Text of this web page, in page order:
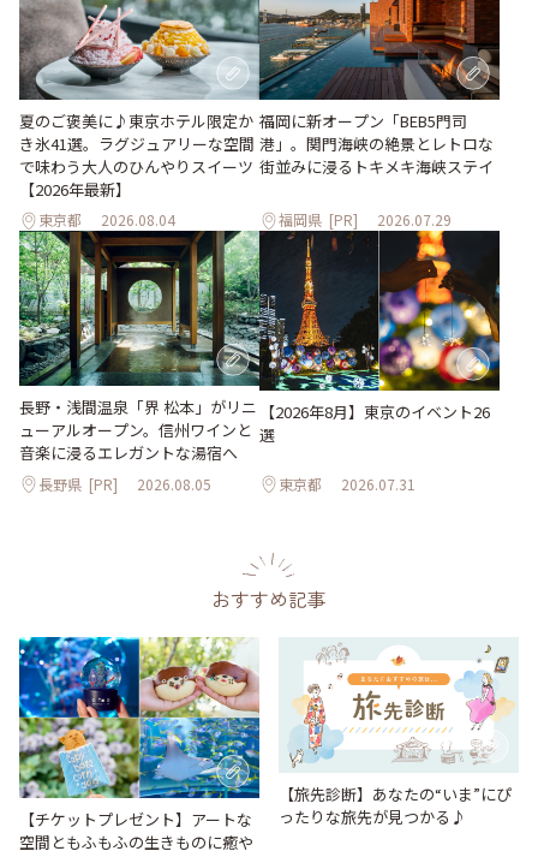
夏のご褒美に♪東京ホテル限定か
き氷41選。ラグジュアリーな空間
で味わう大人のひんやりスイーツ
【2026年最新】
東京都 2026.08.04
福岡に新オープン「BEB5門司
港」。関門海峡の絶景とレトロな
街並みに浸るトキメキ海峡ステイ
福岡県 [PR] 2026.07.29
長野・浅間温泉「界 松本」がリニ
ューアルオープン。信州ワインと
音楽に浸るエレガントな湯宿へ
長野県 [PR] 2026.08.05
【2026年8月】東京のイベント26
選
東京都 2026.07.31
おすすめ記事
【チケットプレゼント】アートな
空間ともふもふの生きものに癒や
【旅先診断】あなたの“いま”にぴ
ったりな旅先が見つかる♪